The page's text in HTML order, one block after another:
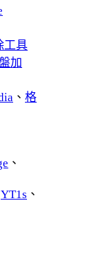
工具
加
、 格
、
YT1s 、